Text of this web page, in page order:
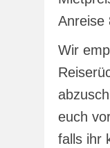
Anreise
Wir
euch
falls ihr